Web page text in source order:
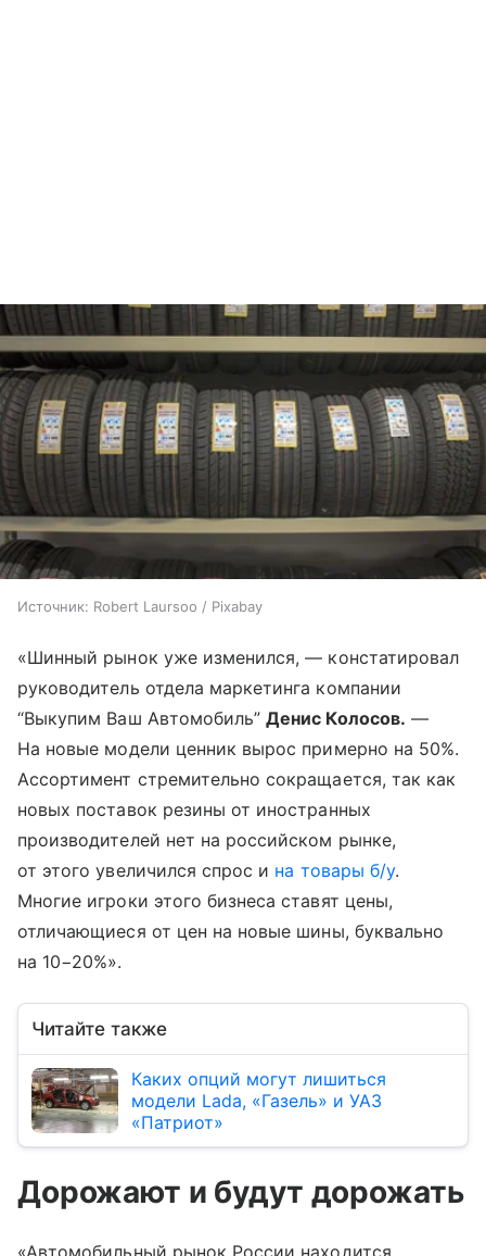
Источник: Robert Laursoo / Pixabay
«Шинный рынок уже изменился, — констатировал
руководитель отдела маркетинга компании
“Выкупим Ваш Автомобиль”Денис Колосов. —
На новые модели ценник вырос примерно на 50%.
Ассортимент стремительно сокращается, так как
новых поставок резины от иностранных
производителей нет на российском рынке,
от этого увеличился спрос и на товары б/у.
Многие игроки этого бизнеса ставят цены,
отличающиеся от цен на новые шины, буквально
на 10−20%».
Читайте также
Каких опций могут лишиться
модели Lada, «Газель» и УАЗ
«Патриот»
Дорожают и будут дорожать
«Автомобильный рынок России находится